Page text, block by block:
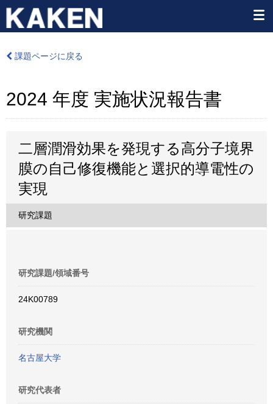
課題ページに戻る
2024 年度 実施状況報告書
二層潤滑効果を発現する高分子境界
膜の自己修復機能と選択的導電性の
実現
研究課題
研究課題/領域番号
24K00789
研究機関
名古屋大学
研究代表者